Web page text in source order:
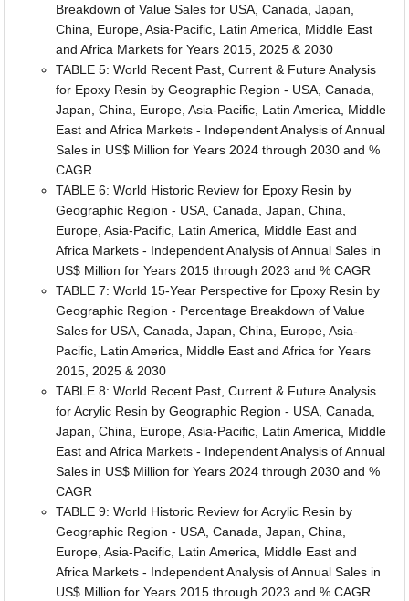
Breakdown of Value Sales for USA, Canada, Japan,
China, Europe, Asia-Pacific, Latin America, Middle East
and Africa Markets for Years 2015, 2025 & 2030
TABLE 5: World Recent Past, Current & Future Analysis
for Epoxy Resin by Geographic Region - USA, Canada,
Japan, China, Europe, Asia-Pacific, Latin America, Middle
East and Africa Markets - Independent Analysis of Annual
Sales in US$ Million for Years 2024 through 2030 and %
CAGR
TABLE 6: World Historic Review for Epoxy Resin by
Geographic Region - USA, Canada, Japan, China,
Europe, Asia-Pacific, Latin America, Middle East and
Africa Markets - Independent Analysis of Annual Sales in
US$ Million for Years 2015 through 2023 and % CAGR
TABLE 7: World 15-Year Perspective for Epoxy Resin by
Geographic Region - Percentage Breakdown of Value
Sales for USA, Canada, Japan, China, Europe, Asia-
Pacific, Latin America, Middle East and Africa for Years
2015, 2025 & 2030
TABLE 8: World Recent Past, Current & Future Analysis
for Acrylic Resin by Geographic Region - USA, Canada,
Japan, China, Europe, Asia-Pacific, Latin America, Middle
East and Africa Markets - Independent Analysis of Annual
Sales in US$ Million for Years 2024 through 2030 and %
CAGR
TABLE 9: World Historic Review for Acrylic Resin by
Geographic Region - USA, Canada, Japan, China,
Europe, Asia-Pacific, Latin America, Middle East and
Africa Markets - Independent Analysis of Annual Sales in
US$ Million for Years 2015 through 2023 and % CAGR